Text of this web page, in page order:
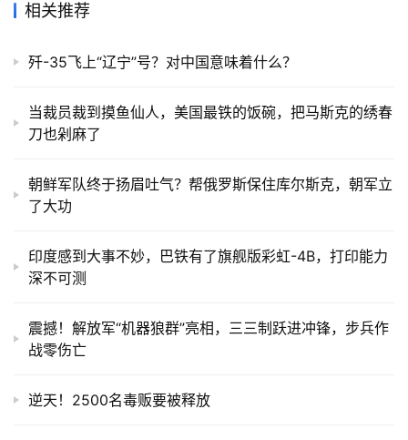
相关推荐
歼-35飞上“辽宁”号？对中国意味着什么？
当裁员裁到摸鱼仙人，美国最铁的饭碗，把马斯克的绣春
刀也剁麻了
朝鲜军队终于扬眉吐气？帮俄罗斯保住库尔斯克，朝军立
了大功
印度感到大事不妙，巴铁有了旗舰版彩虹-4B，打印能力
深不可测
震撼！解放军“机器狼群”亮相，三三制跃进冲锋，步兵作
战零伤亡
逆天！2500名毒贩要被释放